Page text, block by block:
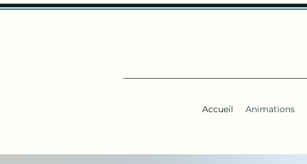
Accueil Animations